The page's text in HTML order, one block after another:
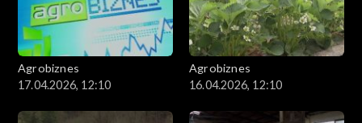
Agrobiznes
17.04.2026, 12:10
Agrobiznes
16.04.2026, 12:10